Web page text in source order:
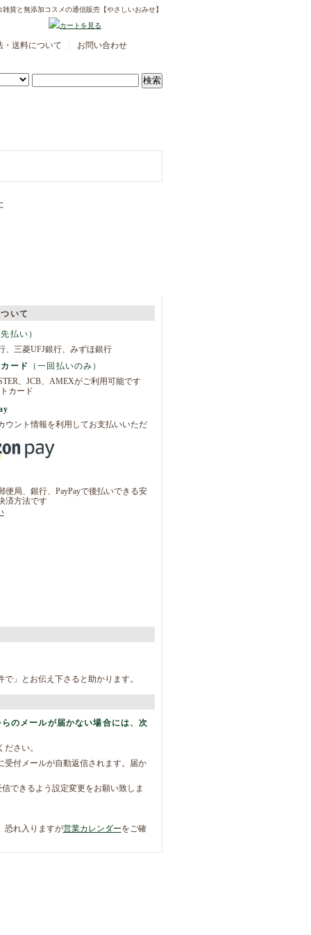
貨と無添加コスメの通信販売【やさしいおみせ】
・送料について お問い合わせ
いて
先払い）
、三菱UFJ銀行、みずほ銀行
ード
（一回払いのみ）
、JCB、AMEXがご利用可能です
ウント情報を利用してお支払いいただ
便局、銀行、PayPayで後払いできる安
済方法です
」とお伝え下さると助かります。
のメールが届かない場合には、次
さい。
付メールが自動返信されます。届か
できるよう設定変更をお願い致しま
恐れ入りますが営業カレンダーをご確